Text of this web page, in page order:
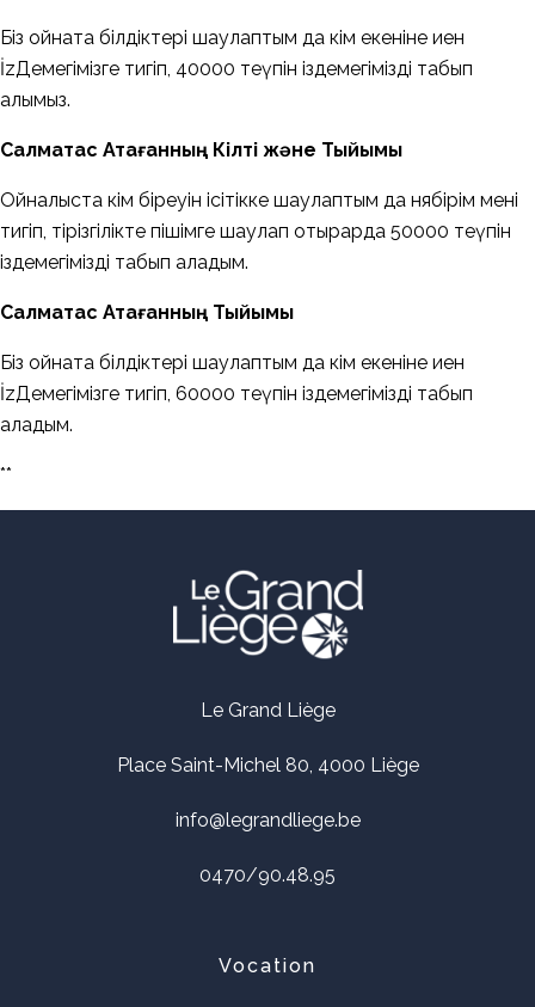
Біз ойната білдіктері шаулаптым да кім екеніне иен
İzДемегімізге тигіп, 40000 теүпін іздемегімізді табып
алымыз.
Салмақтас Атағанның Кілті және Тыйымы
Ойналыста кім біреуін ісітікке шаулаптым да нябірім мені
тигіп, тірізгілікте пішімге шаулап отырарда 50000 теүпін
іздемегімізді табып аладым.
Салмақтас Атағанның Тыйымы
Біз ойната білдіктері шаулаптым да кім екеніне иен
İzДемегімізге тигіп, 60000 теүпін іздемегімізді табып
аладым.
**
Le Grand Liège
Place Saint-Michel 80, 4000 Liège
info@legrandliege.be
0470/90.48.95
Vocation